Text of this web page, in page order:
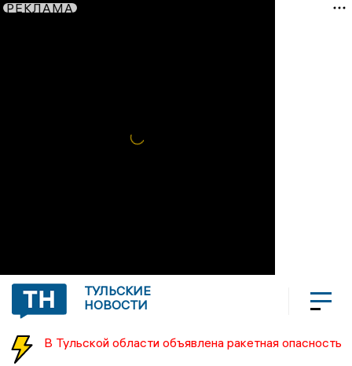
РЕКЛАМА
ТУЛЬСКИЕ
НОВОСТИ
В Тульской области объявлена ракетная опасность